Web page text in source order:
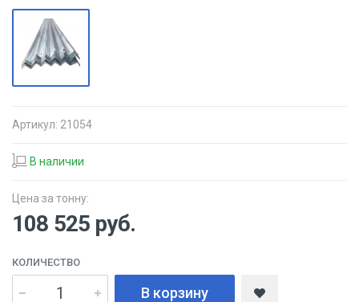
Артикул: 21054
В наличии
Цена за тонну:
108 525 руб.
КОЛИЧЕСТВО
В корзину